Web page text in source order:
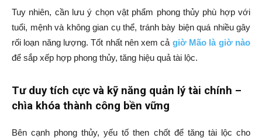
Tuy nhiên, cần lưu ý chọn vật phẩm phong thủy phù hợp với
tuổi, mệnh và không gian cụ thể, tránh bày biện quá nhiều gây
rối loạn năng lượng. Tốt nhất nên xem cả giờ Mão là giờ nào
để sắp xếp hợp phong thủy, tăng hiệu quả tài lộc.
Tư duy tích cực và kỹ năng quản lý tài chính –
chìa khóa thành công bền vững
Bên cạnh phong thủy, yếu tố then chốt để tăng tài lộc cho